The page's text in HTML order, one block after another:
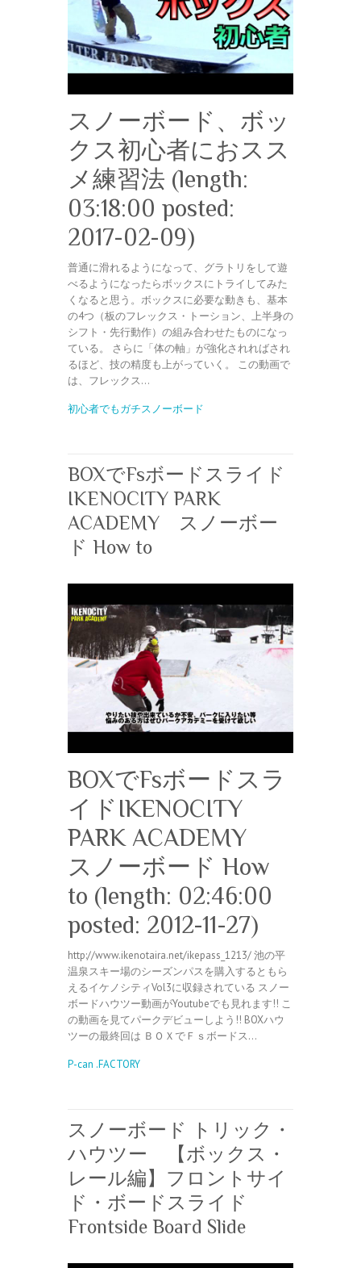
スノーボード、ボッ
クス初心者におスス
メ練習法 (length:
03:18:00 posted:
2017-02-09)
普通に滑れるようになって、グラトリをして遊
べるようになったらボックスにトライしてみた
くなると思う。ボックスに必要な動きも、基本
の4つ（板のフレックス・トーション、上半身の
シフト・先行動作）の組み合わせたものになっ
ている。 さらに「体の軸」が強化されればされ
るほど、技の精度も上がっていく。 この動画で
は、フレックス…
初心者でもガチスノーボード
BOXでFsボードスライド
IKENOCITY PARK
ACADEMY スノーボー
ド How to
BOXでFsボードスラ
イドIKENOCITY
PARK ACADEMY
スノーボード How
to (length: 02:46:00
posted: 2012-11-27)
http://www.ikenotaira.net/ikepass_1213/ 池の平
温泉スキー場のシーズンパスを購入するともら
えるイケノシティVol3に収録されている スノー
ボードハウツー動画がYoutubeでも見れます!! こ
の動画を見てパークデビューしよう!! BOXハウ
ツーの最終回は ＢＯＸでＦｓボードス…
P-can .FACTORY
スノーボード トリック・
ハウツー 【ボックス・
レール編】フロントサイ
ド・ボードスライド
Frontside Board Slide